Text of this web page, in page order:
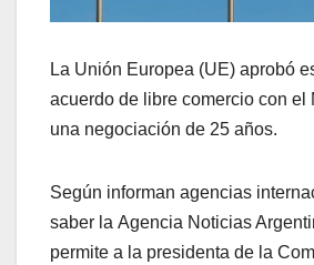
La Unión Europea (UE) aprobó
acuerdo de libre comercio con el
una negociación de 25 años.
Según informan agencias
saber la Agencia Noticias
permite a la presidenta de la